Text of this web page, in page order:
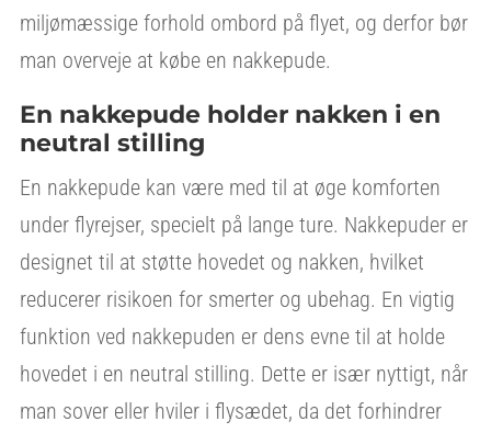
miljømæssige forhold ombord på flyet, og derfor bør
man overveje at købe en nakkepude.
En nakkepude holder nakken i en
neutral stilling
En nakkepude kan være med til at øge komforten
under flyrejser, specielt på lange ture. Nakkepuder er
designet til at støtte hovedet og nakken, hvilket
reducerer risikoen for smerter og ubehag. En vigtig
funktion ved nakkepuden er dens evne til at holde
hovedet i en neutral stilling. Dette er især nyttigt, når
man sover eller hviler i flysædet, da det forhindrer